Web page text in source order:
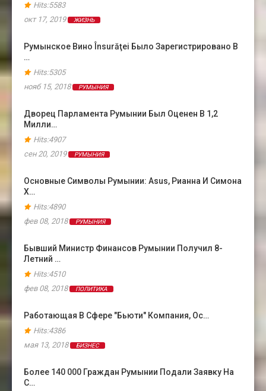
Hits:5583
окт 17, 2019
ЖИЗНЬ
Румынское Вино Însurăţei Было Зарегистрировано В
…
Hits:5305
нояб 15, 2018
РУМЫНИЯ
Дворец Парламента Румынии Был Оценен В 1,2
Милли…
Hits:4907
сен 20, 2019
РУМЫНИЯ
Основные Символы Румынии: Asus, Рианна И Симона
Х…
Hits:4890
фев 08, 2018
РУМЫНИЯ
Бывший Министр Финансов Румынии Получил 8-
Летний …
Hits:4510
фев 08, 2018
ПОЛИТИКА
Работающая В Сфере "бьюти" Компания, Ос…
Hits:4386
мая 13, 2018
БИЗНЕС
Более 140 000 Граждан Румынии Подали Заявку На
С…